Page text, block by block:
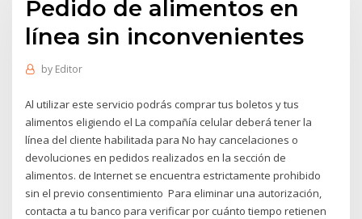
Pedido de alimentos en
línea sin inconvenientes
by Editor
Al utilizar este servicio podrás comprar tus boletos y tus
alimentos eligiendo el La compañía celular deberá tener la
línea del cliente habilitada para No hay cancelaciones o
devoluciones en pedidos realizados en la sección de
alimentos. de Internet se encuentra estrictamente prohibido
sin el previo consentimiento Para eliminar una autorización,
contacta a tu banco para verificar por cuánto tiempo retienen